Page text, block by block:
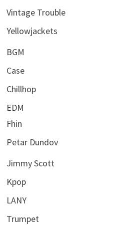
Vintage Trouble
Yellowjackets
BGM
Case
Chillhop
EDM
Fhin
Petar Dundov
Jimmy Scott
Kpop
LANY
Trumpet